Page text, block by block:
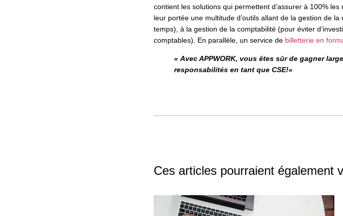
contient les solutions qui permettent d’assurer à 100% les
leur portée une multitude d’outils allant de la gestion de
temps), à la gestion de la comptabilité (pour éviter
comptables). En parallèle, un service de billetterie en
« Avec APPWORK, vous êtes sûr de gagner
responsabilités en tant que CSE!«
Ces articles pourraient également